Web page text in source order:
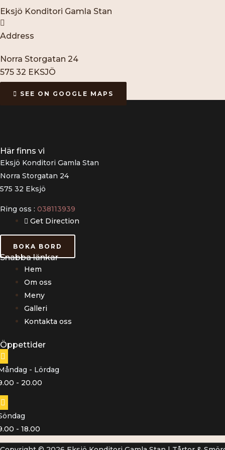
Eksjö Konditori Gamla Stan
Address
Norra Storgatan 24
575 32 EKSJÖ
SEE ON GOOGLE MAPS
Här finns vi
Eksjö Konditori Gamla Stan
Norra Storgatan 24
575 32 Eksjö
Ring oss : 038113939
Get Direction
BOKA BORD
Snabba länkar
Hem
Om oss
Meny
Galleri
Kontakta oss
Öppettider
- Lördag
- 20.00
- 18.00